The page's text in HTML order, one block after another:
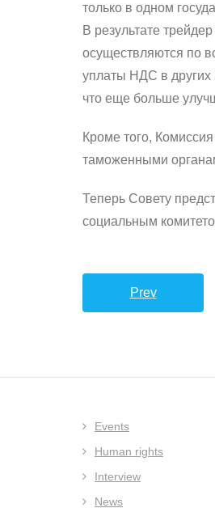
только в одном
В результате
осуществляются по
уплаты НДС в других
что еще больше
Кроме того,
таможенными
Теперь Совету
социальным
Prev
Events
Human rights
Interview
News